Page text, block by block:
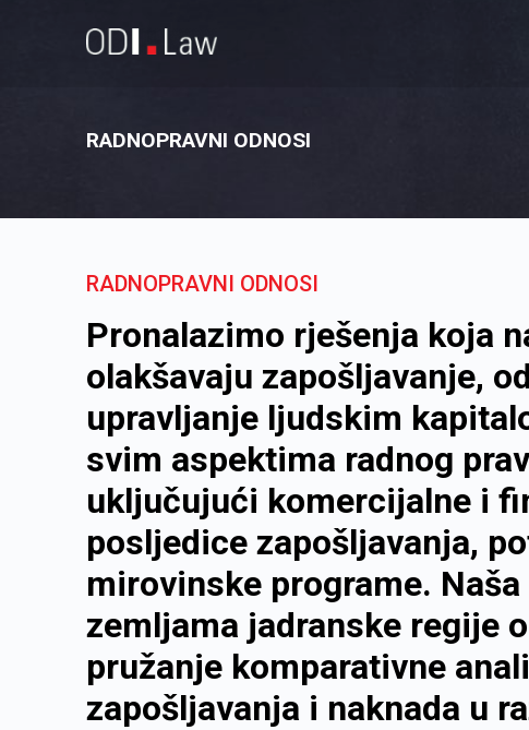
RADNOPRAVNI ODNOSI
RADNOPRAVNI ODNOSI
Pronalazimo rješenja koja
olakšavaju zapošljavanje,
upravljanje ljudskim
svim aspektima radnog
uključujući komercijalne i
posljedice zapošljavanja,
mirovinske programe.
zemljama jadranske regije
pružanje komparativne
zapošljavanja i naknada u